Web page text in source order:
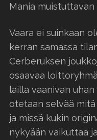
Mania
Vaara ei suinkaan
kerran samassa
Cerberuksen
osaavaa
lailla vaanivan
otetaan selvää
ja missä kukin
nykyään vaikuttaa